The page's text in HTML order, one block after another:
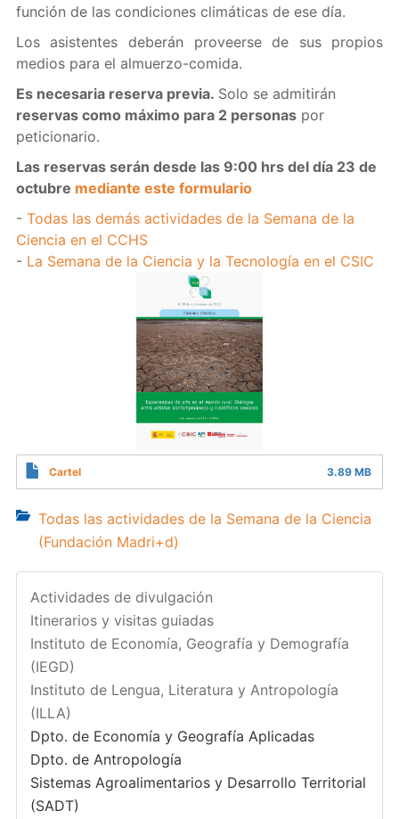
función de las condiciones climáticas de ese día.
Los asistentes deberán proveerse de sus propios
medios para el almuerzo-comida.
Es necesaria reserva previa. Solo se admitirán
reservas como máximo para 2 personaspor
peticionario.
Las reservas serán desde las 9:00 hrs del día 23 de
octubre mediante este formulario
- Todas las demás actividades de la Semana de la
Ciencia en el CCHS
- La Semana de la Ciencia y la Tecnología en el CSIC
Cartel 3.89 MB
Todas las actividades de la Semana de la Ciencia
(Fundación Madri+d)
Actividades de divulgación
Itinerarios y visitas guiadas
Instituto de Economía, Geografía y Demografía
(IEGD)
Instituto de Lengua, Literatura y Antropología
(ILLA)
Dpto. de Economía y Geografía Aplicadas
Dpto. de Antropología
Sistemas Agroalimentarios y Desarrollo Territorial
(SADT)